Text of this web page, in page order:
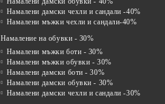
Намалени дамски чехли и сандали -40%
Намалени мъжки чехли и сандали-40%
Намаление на обувки - 30%
Намалени мъжки боти - 30%
Намалени мъжки обувки - 30%
Намалени дамски боти - 30%
Намалени дамски обувки - 30%
Намалени дамски чехли и сандали -30%